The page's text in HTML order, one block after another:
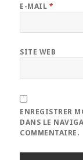
E-MAIL *
SITE WEB
ENREGISTRER
DANS LE
COMMENTAIRE.